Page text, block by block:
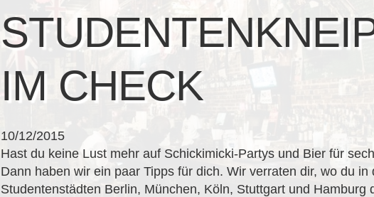
IM CHECK
10/12/2015
Hast du keine Lust mehr auf Schickimicki-Partys und Bier für
Dann haben wir ein paar Tipps für dich. Wir verraten dir, wo du in
Studentenstädten Berlin, München, Köln, Stuttgart und Hamburg